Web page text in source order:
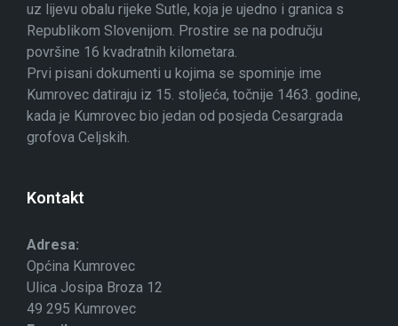
uz lijevu obalu rijeke Sutle, koja je ujedno i granica s
Republikom Slovenijom. Prostire se na području
površine 16 kvadratnih kilometara.
Prvi pisani dokumenti u kojima se spominje ime
Kumrovec datiraju iz 15. stoljeća, točnije 1463. godine,
kada je Kumrovec bio jedan od posjeda Cesargrada
grofova Celjskih.
Kontakt
Adresa:
Općina Kumrovec
Ulica Josipa Broza 12
49 295 Kumrovec